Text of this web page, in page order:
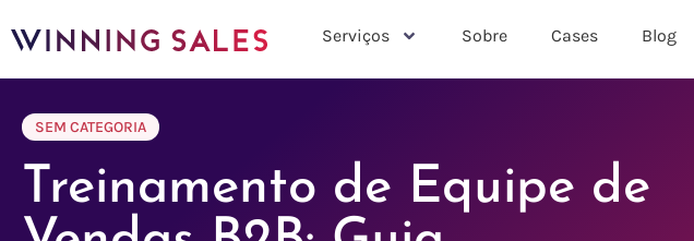
Serviços Sobre Cases Blog
SEM CATEGORIA
Treinamento de Equipe de